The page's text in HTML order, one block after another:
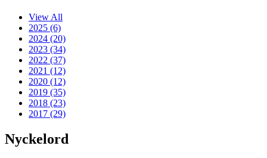
View All
2025 (6)
2024 (20)
2023 (34)
2022 (37)
2021 (12)
2020 (12)
2019 (35)
2018 (23)
2017 (29)
Nyckelord